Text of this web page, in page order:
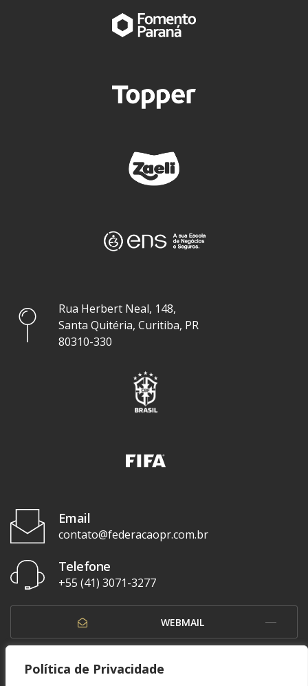
Política de Privacidade
Rua Herbert Neal, 148,
Santa Quitéria, Curitiba, PR
80310-330
Email
contato@federacaopr.com.br
Telefone
+55 (41) 3071-3277
WEBMAIL
OUVIDORIA